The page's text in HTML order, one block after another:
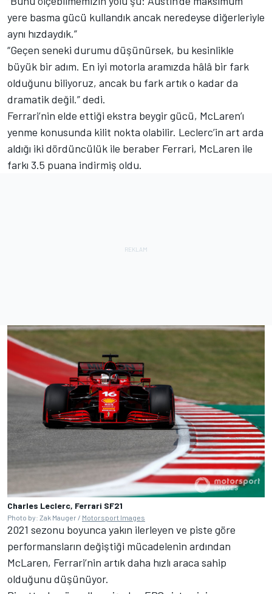
yere basma gücü kullandık ancak neredeyse diğerleriyle
aynı hızdaydık.”
“Geçen seneki durumu düşünürsek, bu kesinlikle
büyük bir adım. En iyi motorla aramızda hâlâ bir fark
olduğunu biliyoruz, ancak bu fark artık o kadar da
dramatik değil.” dedi.
Ferrari’nin elde ettiği ekstra beygir gücü, McLaren’ı
yenme konusunda kilit nokta olabilir. Leclerc’in art arda
aldığı iki dördüncülük ile beraber Ferrari, McLaren ile
farkı 3.5 puana indirmiş oldu.
Charles Leclerc, Ferrari SF21
Photo by: Zak Mauger / Motorsport Images
2021 sezonu boyunca yakın ilerleyen ve piste göre
performansların değiştiği mücadelenin ardından
McLaren, Ferrari’nin artık daha hızlı araca sahip
olduğunu düşünüyor.